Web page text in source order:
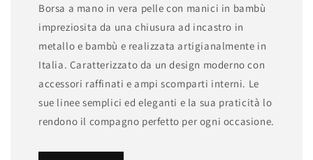
Borsa a mano in vera pelle con manici in bambù
impreziosita da una chiusura ad incastro in
metallo e bambù e realizzata artigianalmente in
Italia. Caratterizzato da un design moderno con
accessori raffinati e ampi scomparti interni. Le
sue linee semplici ed eleganti e la sua praticità lo
rendono il compagno perfetto per ogni occasione.